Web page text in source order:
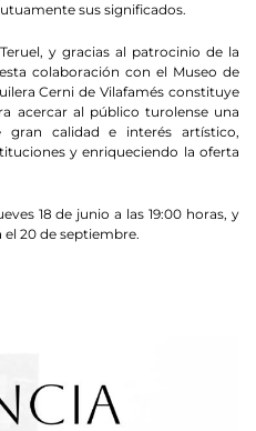
sus significados.
y gracias al patrocinio de la
colaboración con el Museo de
Cerni de Vilafamés constituye
acercar al público turolense una
gran calidad e interés artístico,
y enriqueciendo la oferta
18 de junio a las 19:00 horas, y
el 20 de septiembre.